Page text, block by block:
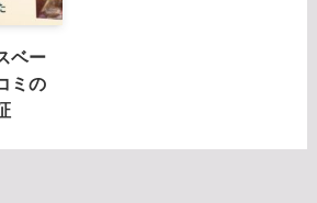
ベー
ミの